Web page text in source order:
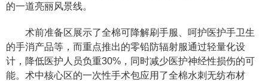
的一道亮丽风景线。
术前准备区展示了全棉可降解刷手服、呵护医护手卫生
的手消产品等，而重点推出的零铅防辐射服通过轻量化设
计，降低医护人员负重30%，同时减少医护神经性损伤的可
能。术中核心区的一次性手术包应用了全棉水刺无纺布材